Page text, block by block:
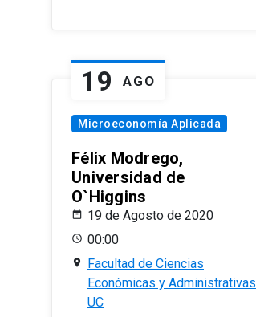
19 AGO
Microeconomía Aplicada
Félix Modrego,
Universidad de
O`Higgins
19 de Agosto de 2020
00:00
Facultad de Ciencias
Económicas y Administrativas
UC